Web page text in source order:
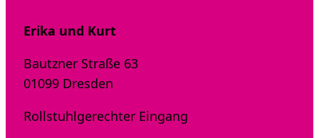
Erika und Kurt
Bautzner Straße 63
01099 Dresden
Rollstuhlgerechter Eingang